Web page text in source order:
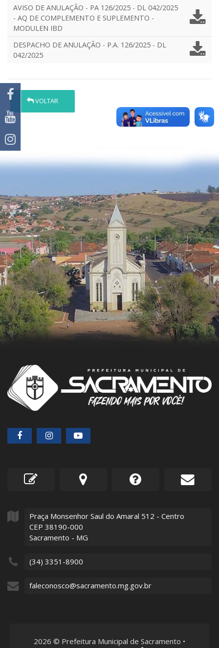
AVISO DE ANULAÇÃO - PA 126/2025 - DL 042/2025
- AQ DE COMPLEMENTO E SUPLEMENTO -
MODULEN IBD
DESPACHO DE ANULAÇÃO - P.A. 126/2025 - DL
042/2025
VOLTAR
Praça Monsenhor Saul do Amaral 512 - Centro
CEP 38190-000
Sacramento - MG
(34) 3351-8900
faleconosco@sacramento.mg.gov.br
2026 © Prefeitura Municipal de Sacramento •